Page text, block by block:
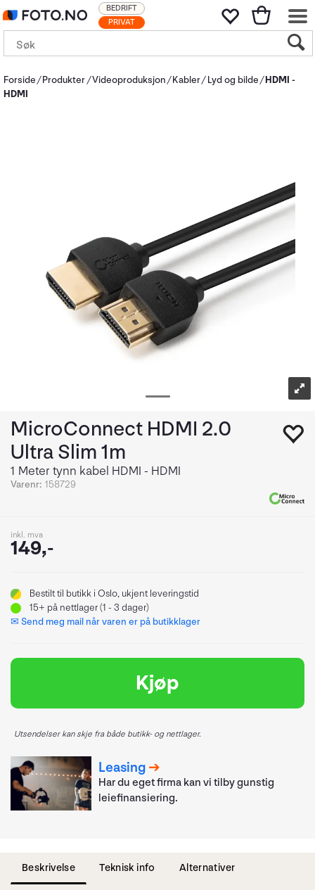
PRIVAT
BEDRIFT
Forside Produkter Videoproduksjon Kabler Lyd og bilde HDMI -
HDMI
MicroConnect HDMI 2.0
Ultra Slim 1m
1 Meter tynn kabel HDMI - HDMI
Varenr: 158729
inkl. mva
149,-
Bestilttil butikk i Oslo, ukjent leveringstid
15+ på nettlager (1 - 3 dager)
✉ Send meg mail når varen er på butikklager
Kjøp
Utsendelser kan skje fra både butikk- og nettlager.
Leasing
Har du eget firma kan vi tilby gunstig
leiefinansiering.
Beskrivelse Teknisk info Alternativer